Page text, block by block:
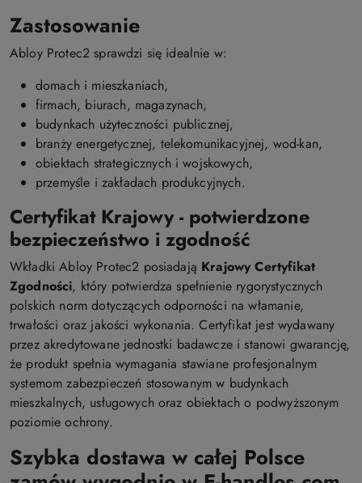
Zastosowanie
Abloy Protec2 sprawdzi się idealnie w:
domach i mieszkaniach,
firmach, biurach, magazynach,
budynkach użyteczności publicznej,
branży energetycznej, telekomunikacyjnej, wod-kan,
obiektach strategicznych i wojskowych,
przemyśle i zakładach produkcyjnych.
Certyfikat Krajowy - potwierdzone
bezpieczeństwo i zgodność
Wkładki Abloy Protec2 posiadają Krajowy Certyfikat
Zgodności, który potwierdza spełnienie rygorystycznych
polskich norm dotyczących odporności na włamanie,
trwałości oraz jakości wykonania. Certyfikat jest wydawany
przez akredytowane jednostki badawcze i stanowi gwarancję,
że produkt spełnia wymagania stawiane profesjonalnym
systemom zabezpieczeń stosowanym w budynkach
mieszkalnych, usługowych oraz obiektach o podwyższonym
poziomie ochrony.
Szybka dostawa w całej Polsce